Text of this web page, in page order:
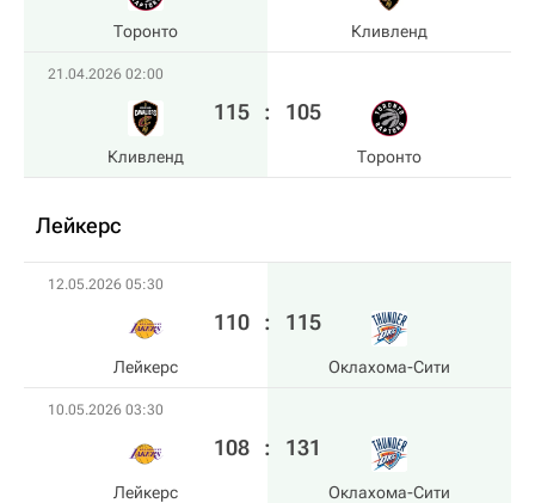
Торонто Кливленд
21.04.2026 02:00
Кливленд
115 : 105
Торонто
Лейкерс
12.05.2026 05:30
Лейкерс
110 : 115
Оклахома-Сити
10.05.2026 03:30
Лейкерс
108 : 131
Оклахома-Сити